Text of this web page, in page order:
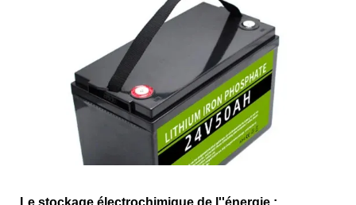
Le stockage électrochimique de l''énergie :